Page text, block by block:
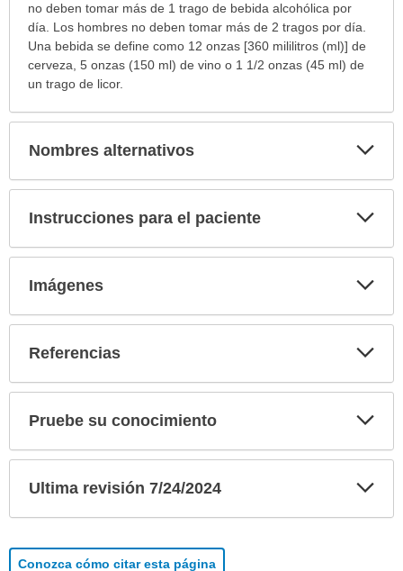
no deben tomar más de 1 trago de bebida alcohólica por
día. Los hombres no deben tomar más de 2 tragos por día.
Una bebida se define como 12 onzas [360 mililitros (ml)] de
cerveza, 5 onzas (150 ml) de vino o 1 1/2 onzas (45 ml) de
un trago de licor.
Nombres alternativos
Instrucciones para el paciente
Imágenes
Referencias
Pruebe su conocimiento
Ultima revisión 7/24/2024
Conozca cómo citar esta página